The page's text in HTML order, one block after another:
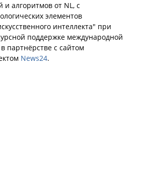
алгоритмов от NL, с
элементов
интеллекта" при
поддержке международной
в партнёрстве с сайтом
News24.